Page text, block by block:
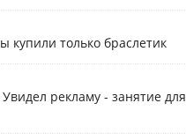
купили только браслетик
рекламу - занятие для